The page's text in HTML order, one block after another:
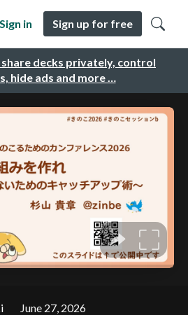
decks privately, control
hide ads and more …
Sign in Sign up for free
June 27, 2026